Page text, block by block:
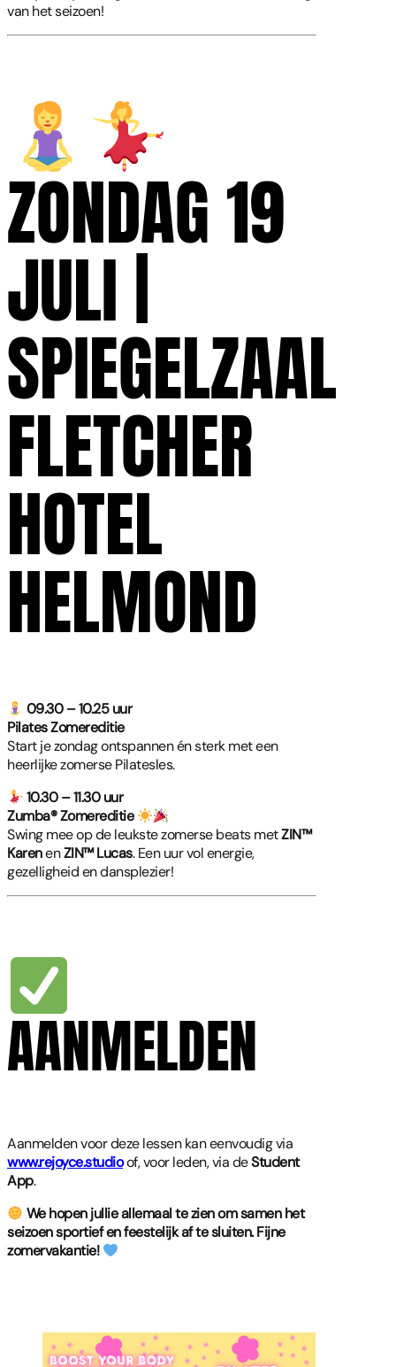
van het seizoen!
ZONDAG 19
JULI |
SPIEGELZAAL
FLETCHER
HOTEL
HELMOND
09.30 – 10.25 uur
Pilates Zomereditie
Start je zondag ontspannen én sterk met een
heerlijke zomerse Pilatesles.
10.30 – 11.30 uur
Zumba® Zomereditie
Swing mee op de leukste zomerse beats metZIN™
KarenenZIN™ Lucas. Een uur vol energie,
gezelligheid en dansplezier!
AANMELDEN
Aanmelden voor deze lessen kan eenvoudig via
www.rejoyce.studioof, voor leden, via deStudent
App.
We hopen jullie allemaal te zien om samen het
seizoen sportief en feestelijk af te sluiten. Fijne
zomervakantie!